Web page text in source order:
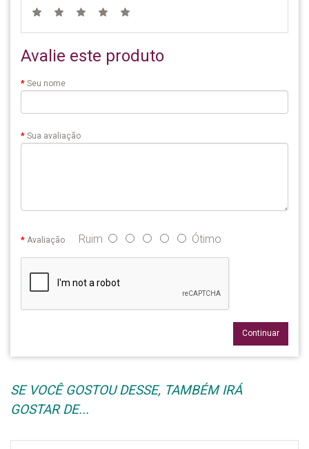
Avalie este produto
Seu nome
Sua avaliação
Avaliação Ruim Ótimo
Continuar
SE VOCÊ GOSTOU DESSE, TAMBÉM IRÁ
GOSTAR DE...